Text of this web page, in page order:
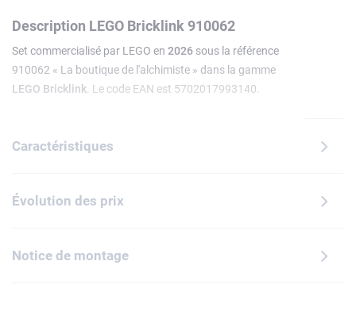
Description LEGO Bricklink 910062
Set commercialisé par LEGO en 2026 sous la référence
910062 « La boutique de l'alchimiste » dans la gamme
LEGO Bricklink . Le code EAN est 5702017993140.
Caractéristiques
Évolution des prix
Notice de montage